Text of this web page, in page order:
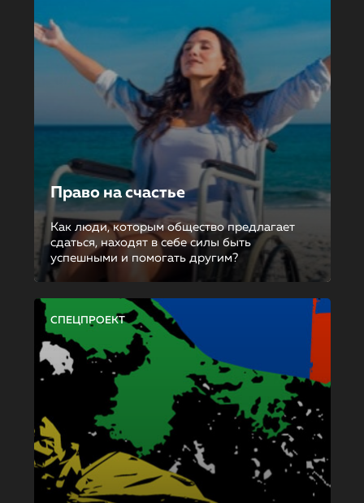
Право на счастье
Как люди, которым общество предлагает
сдаться, находят в себе силы быть
успешными и помогать другим?
СПЕЦПРОЕКТ